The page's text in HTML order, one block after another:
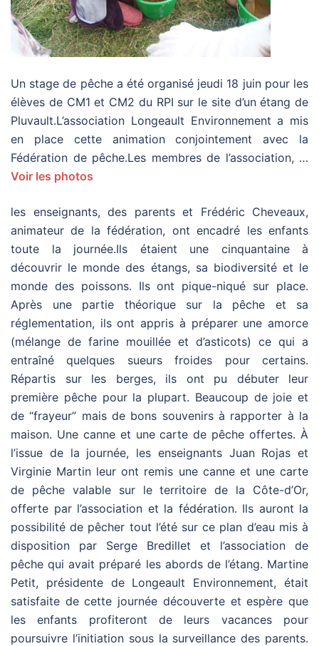
Un stage de pêche a été organisé jeudi 18 juin pour les
élèves de CM1 et CM2 du RPI sur le site d’un étang de
Pluvault.L’association Longeault Environnement a mis
en place cette animation conjointement avec la
Fédération de pêche.Les membres de l’association, …
Voir les photos
les enseignants, des parents et Frédéric Cheveaux,
animateur de la fédération, ont encadré les enfants
toute la journée.Ils étaient une cinquantaine à
découvrir le monde des étangs, sa biodiversité et le
monde des poissons. Ils ont pique-niqué sur place.
Après une partie théorique sur la pêche et sa
réglementation, ils ont appris à préparer une amorce
(mélange de farine mouillée et d’asticots) ce qui a
entraîné quelques sueurs froides pour certains.
Répartis sur les berges, ils ont pu débuter leur
première pêche pour la plupart. Beaucoup de joie et
de “frayeur” mais de bons ­souvenirs à rapporter à la
maison. Une canne et une carte de pêche offertes. À
l’issue de la journée, les enseignants Juan Rojas et
Virginie Martin leur ont remis une canne et une carte
de pêche valable sur le territoire de la Côte-d’Or,
offerte par l’association et la fédération. Ils auront la
possibilité de pêcher tout l’été sur ce plan d’eau mis à
disposition par Serge Bredillet et l’association de
pêche qui avait préparé les abords de l’étang. Martine
Petit, présidente de Longeault Environnement, était
satisfaite de cette journée découverte et espère que
les enfants profiteront de leurs vacances pour
poursuivre l’initiation sous la surveillance des parents.